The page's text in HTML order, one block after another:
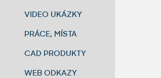
VIDEO UKÁZKY
PRÁCE, MÍSTA
CAD PRODUKTY
WEB ODKAZY